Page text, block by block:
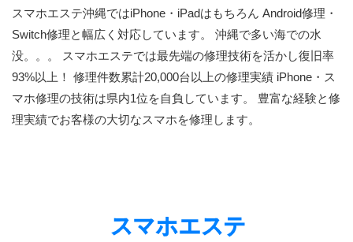
スマホエステ沖縄ではiPhone・iPadはもちろん Android修理・
Switch修理と幅広く対応しています。 沖縄で多い海での水
没。。。 スマホエステでは最先端の修理技術を活かし復旧率
93%以上！ 修理件数累計20,000台以上の修理実績 iPhone・ス
マホ修理の技術は県内1位を自負しています。 豊富な経験と修
理実績でお客様の大切なスマホを修理します。